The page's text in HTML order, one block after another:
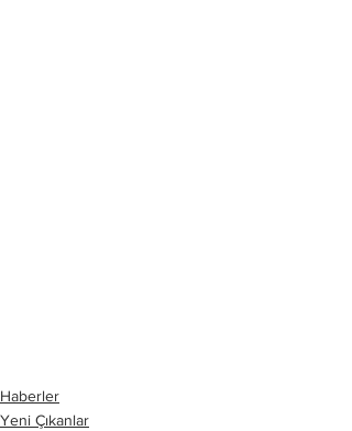
Haberler
Yeni Çıkanlar